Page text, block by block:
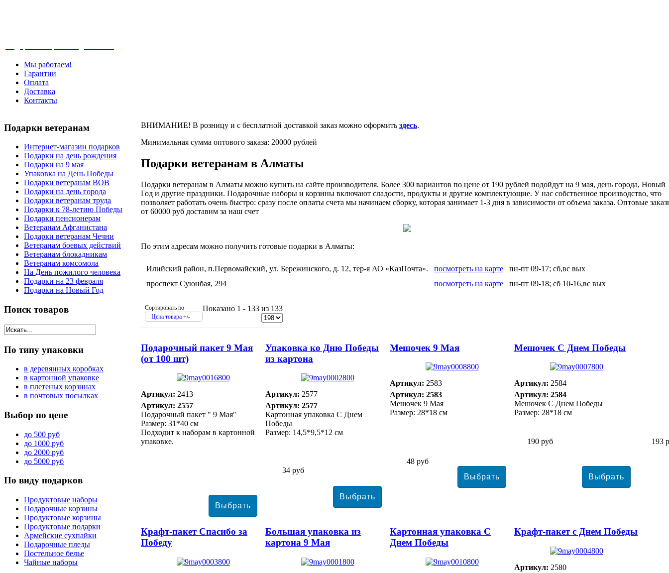
Мы работаем!
Гарантии
Оплата
Доставка
Контакты
ВНИМАНИЕ! В розницу и с бесплатной доставкой заказ можно оформить здесь.
Минимальная сумма оптового заказа: 20000 рублей
Подарки ветеранам в Алматы
Подарки ветеранам в Алматы можно купить на сайте производителя. Более 300 вариантов по цене от 190 рублей подойдут на 9 мая, день города, Новый
Год и другие праздники. Подарочные наборы и корзины включают сладости, продукты и другие комплектующие. У нас собственное производство, что
позволяет работать очень быстро: сразу после оплаты счета мы начинаем сборку, которая занимает 1-3 дня в зависимости от объема заказа. Оптовые
от 60000 руб доставим за наш счет
По этим адресам можно получить готовые подарки в Алматы:
Илийский район, п.Первомайский, ул. Бережинского, д. 12, тер-я АО «КазПочта». посмотреть на карте
пн-пт 09-17; сб,вс вых
проспект Суюнбая, 294
посмотреть на карте пн-пт 09-18; сб 10-16,вс вых
Сортировать по
Цена товара +/-
Показано 1 - 133 из 133
Подарочный пакет 9 Мая
(от 100 шт)
Артикул: 2413
Артикул: 2557
Подарочный пакет " 9 Мая"
Размер: 31*40 см
Подходит к наборам в картонной
упаковке.
34 руб
Упаковка ко Дню Победы
из картона
Артикул: 2577
Артикул: 2577
Картонная упаковка С Днем
Победы
Размер: 14,5*9,5*12 см
48 руб
Мешочек 9 Мая
Артикул: 2583
Артикул: 2583
Мешочек 9 Мая
Размер: 28*18 см
190 руб
Мешочек С Днем Победы
Артикул: 2584
Артикул: 2584
Мешочек С Днем Победы
Размер: 28*18 см
193
Крафт-пакет Спасибо за
Победу
Большая упаковка из
картона 9 Мая
Картонная упаковка С
Днем Победы
Крафт-пакет с Днем Победы
Артикул: 2580
Подарки ветеранам
Интернет-магазин подарков
Подарки на день рождения
Подарки на 9 мая
Упаковка на День Победы
Подарки ветеранам ВОВ
Подарки на день города
Подарки ветеранам труда
Подарки к 78-летию Победы
Подарки пенсионерам
Ветеранам Афганистана
Подарки ветеранам Чечни
Ветеранам боевых действий
Ветеранам блокадникам
Ветеранам комсомола
На День пожилого человека
Подарки на 23 февраля
Подарки на Новый Год
Поиск товаров
По типу упаковки
в деревянных коробках
в картонной упаковке
в плетеных корзинах
в почтовых посылках
Выбор по цене
до 500 руб
до 1000 руб
до 2000 руб
до 5000 руб
По виду подарков
Продуктовые наборы
Подарочные корзины
Продуктовые корзины
Продуктовые подарки
Армейские сухпайки
Подарочные пледы
Постельное белье
Чайные наборы